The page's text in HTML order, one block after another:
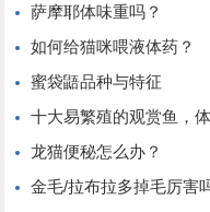
萨摩耶体味重吗？
如何给猫咪喂液体药？
蜜袋鼯品种与特征
十大易繁殖的观赏鱼，
龙猫便秘怎么办？
金毛/拉布拉多掉毛厉害